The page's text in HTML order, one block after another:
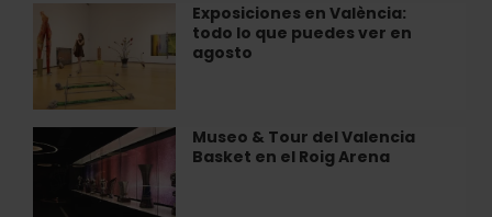
parque
acuático
WOW
Exposiciones en València:
todo lo que puedes ver en
agosto
Exposiciones
en
València:
todo
lo
que
puedes
Museo & Tour del Valencia
Basket en el Roig Arena
Museo
&